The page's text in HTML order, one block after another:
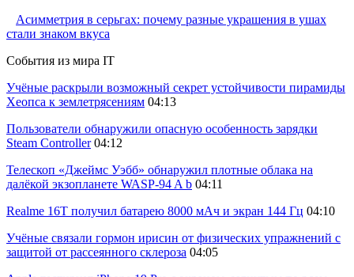
Асимметрия в серьгах: почему разные украшения в ушах
стали знаком вкуса
События из мира IT
Учёные раскрыли возможный секрет устойчивости пирамиды
Хеопса к землетрясениям 04:13
Пользователи обнаружили опасную особенность зарядки
Steam Controller 04:12
Телескоп «Джеймс Уэбб» обнаружил плотные облака на
далёкой экзопланете WASP-94 A b 04:11
Realme 16T получил батарею 8000 мАч и экран 144 Гц 04:10
Учёные связали гормон ирисин от физических упражнений с
защитой от рассеянного склероза 04:05